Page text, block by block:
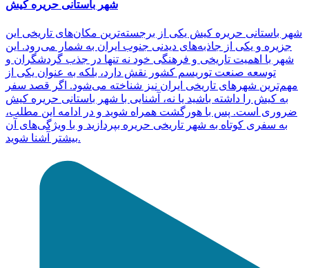
شهر باستانی حریره کیش
شهر باستانی حریره کیش یکی از برجسته‌ترین مکان‌های تاریخی این
جزیره و یکی از جاذبه‌های دیدنی جنوب ایران به شمار می‌رود. این
شهر با اهمیت تاریخی و فرهنگی خود نه تنها در جذب گردشگران و
توسعه صنعت توریسم کشور نقش دارد، بلکه به عنوان یکی از
مهم‌ترین شهرهای تاریخی ایران نیز شناخته می‌شود. اگر قصد سفر
به کیش را داشته باشید یا نه، آشنایی با شهر باستانی حریره کیش
ضروری است. پس با هورگشت همراه شوید و در ادامه این مطلب،
به سفری کوتاه به شهر تاریخی حریره بپردازید و با ویژگی‌های آن
بیشتر آشنا شوید.